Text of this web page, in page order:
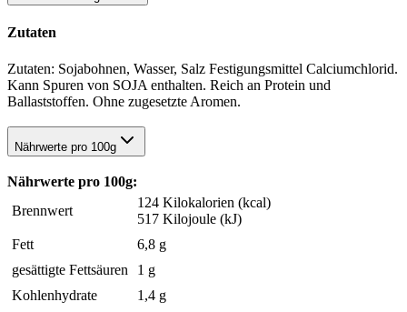
Zutaten
Zutaten: Sojabohnen, Wasser, Salz Festigungsmittel Calciumchlorid.
Kann Spuren von SOJA enthalten. Reich an Protein und
Ballaststoffen. Ohne zugesetzte Aromen.
Nährwerte pro 100g
Nährwerte pro 100g:
Brennwert
124 Kilokalorien (kcal)
517 Kilojoule (kJ)
Fett
6,8 g
gesättigte Fettsäuren
1 g
Kohlenhydrate
1,4 g